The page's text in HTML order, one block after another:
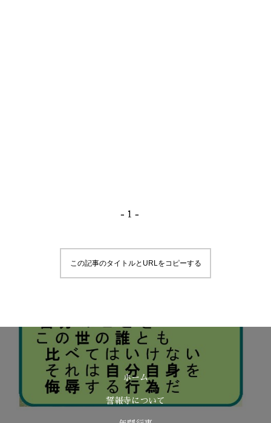
この記事のタイトルとURLをコピーする
ホーム
誓報寺について